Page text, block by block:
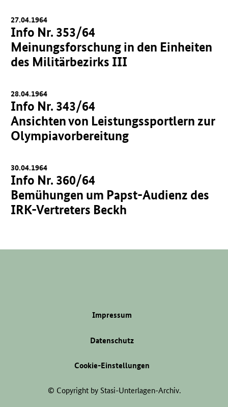
27.04.1964
Info Nr. 353/64
Meinungsforschung in den Einheiten
des Militärbezirks III
28.04.1964
Info Nr. 343/64
Ansichten von Leistungssportlern zur
Olympiavorbereitung
30.04.1964
Info Nr. 360/64
Bemühungen um Papst-Audienz des
IRK-Vertreters Beckh
Impressum
Datenschutz
Cookie-Einstellungen
© Copyright by Stasi-Unterlagen-Archiv.